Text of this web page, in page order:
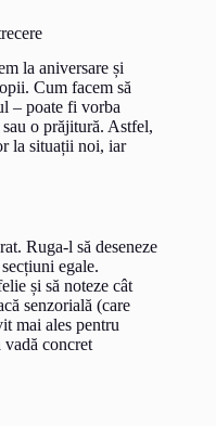
la aniversare și
Cum facem să
– poate fi vorba
o prăjitură. Astfel,
la situații noi, iar
Ruga-l să deseneze
egale.
și să noteze cât
senzorială (care
mai ales pentru
vadă concret